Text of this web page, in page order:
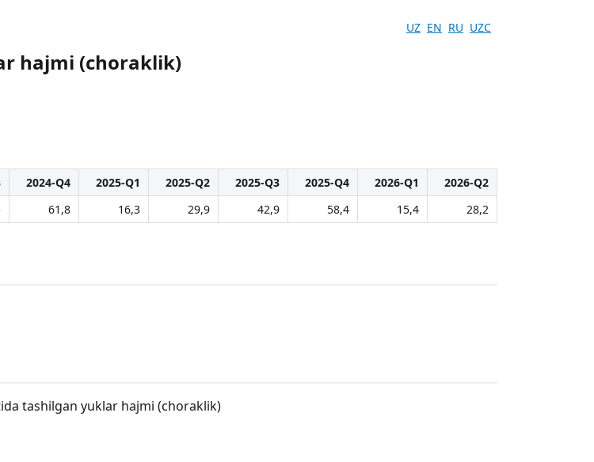
UZ EN RU UZC
hajmi (choraklik)
2024-Q4 2025-Q1 2025-Q2 2025-Q3 2025-Q4 2026-Q1
2026-Q2
61,8 16,3 29,9 42,9 58,4 15,4 28,2
tashilgan yuklar hajmi (choraklik)